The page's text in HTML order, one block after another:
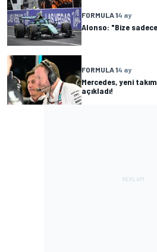
FORMULA 14 ay
Alonso: "Bize
FORMULA 14 ay
Mercedes, yeni
açıkladı!